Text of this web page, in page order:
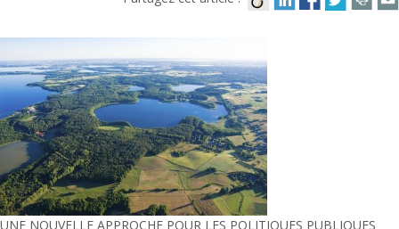
UNE NOUVELLE APPROCHE POUR LES POLITIQUES PUBLIQUES